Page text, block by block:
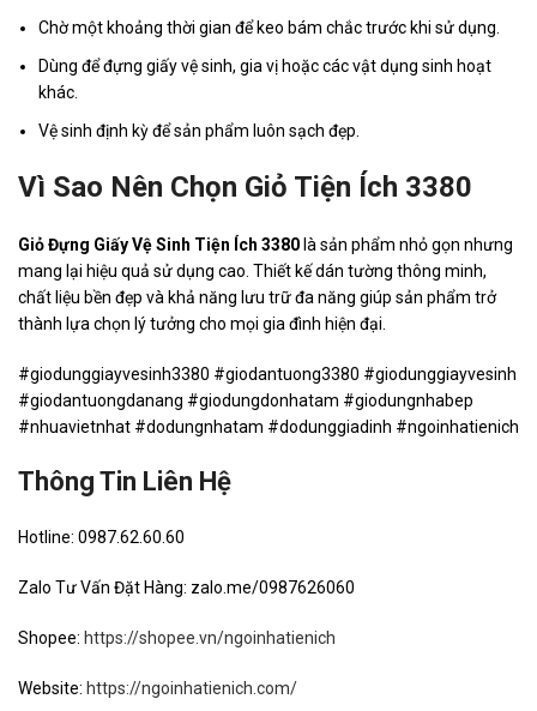
Chờ một khoảng thời gian để keo bám chắc trước khi sử dụng.
Dùng để đựng giấy vệ sinh, gia vị hoặc các vật dụng sinh hoạt
khác.
Vệ sinh định kỳ để sản phẩm luôn sạch đẹp.
Vì Sao Nên Chọn Giỏ Tiện Ích 3380
Giỏ Đựng Giấy Vệ Sinh Tiện Ích 3380 là sản phẩm nhỏ gọn nhưng
mang lại hiệu quả sử dụng cao. Thiết kế dán tường thông minh,
chất liệu bền đẹp và khả năng lưu trữ đa năng giúp sản phẩm trở
thành lựa chọn lý tưởng cho mọi gia đình hiện đại.
#giodunggiayvesinh3380 #giodantuong3380 #giodunggiayvesinh
#giodantuongdanang #giodungdonhatam #giodungnhabep
#nhuavietnhat #dodungnhatam #dodunggiadinh #ngoinhatienich
Thông Tin Liên Hệ
Hotline: 0987.62.60.60
Zalo Tư Vấn Đặt Hàng: zalo.me/0987626060
Shopee: https://shopee.vn/ngoinhatienich
Website: https://ngoinhatienich.com/